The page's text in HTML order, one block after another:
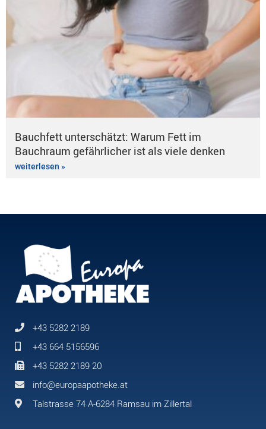
Bauchfett unterschätzt: Warum Fett im
Bauchraum gefährlicher ist als viele denken
weiterlesen »
+43 5282 2189
+43 664 5156596
+43 5282 2189 20
info@europaapotheke.at
Talstrasse 74 A-6284 Ramsau im Zillertal